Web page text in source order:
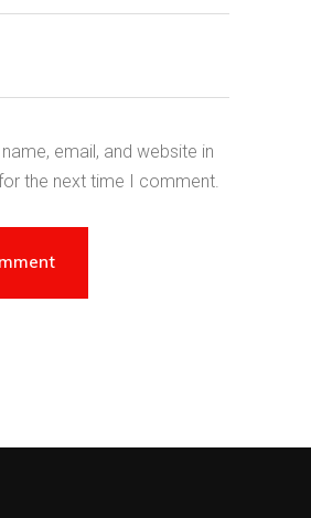
email, and website in
the next time I comment.